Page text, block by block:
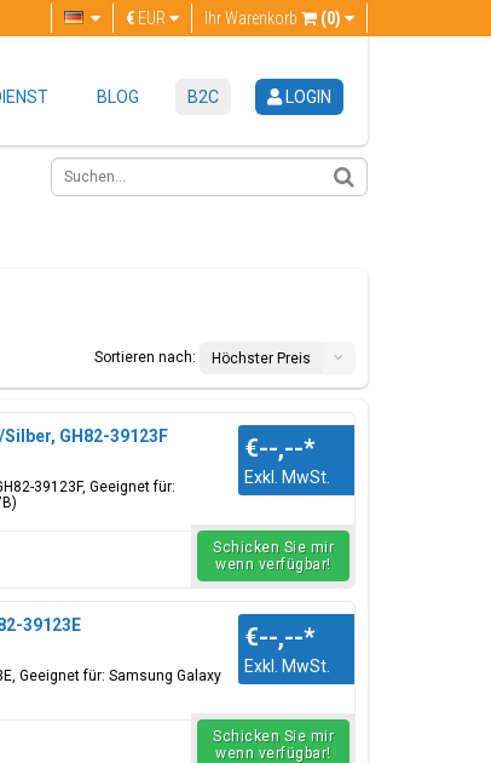
Ihr Warenkorb (0)
€ EUR
BLOG B2C LOGIN
Sortieren nach:
Höchster Preis
GH82-39123F
39123F, Geeignet für:
€--,--*
Exkl. MwSt.
Schicken Sie mir
wenn verfügbar!
39123E
Geeignet für: Samsung Galaxy
€--,--*
Exkl. MwSt.
Schicken Sie mir
wenn verfügbar!